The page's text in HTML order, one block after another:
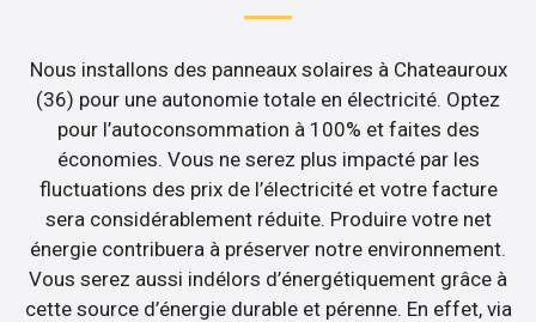
Nous installons des panneaux solaires à Chateauroux
(36) pour une autonomie totale en électricité. Optez
pour l’autoconsommation à 100% et faites des
économies. Vous ne serez plus impacté par les
fluctuations des prix de l’électricité et votre facture
sera considérablement réduite. Produire votre net
énergie contribuera à préserver notre environnement.
Vous serez aussi indélors d’énergétiquement grâce à
cette source d’énergie durable et pérenne. En effet, via